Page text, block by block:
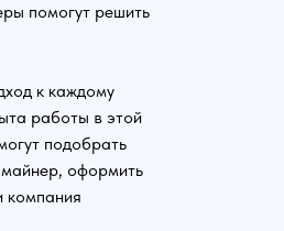
помогут решить
к каждому
работы в этой
подобрать
оформить
компания